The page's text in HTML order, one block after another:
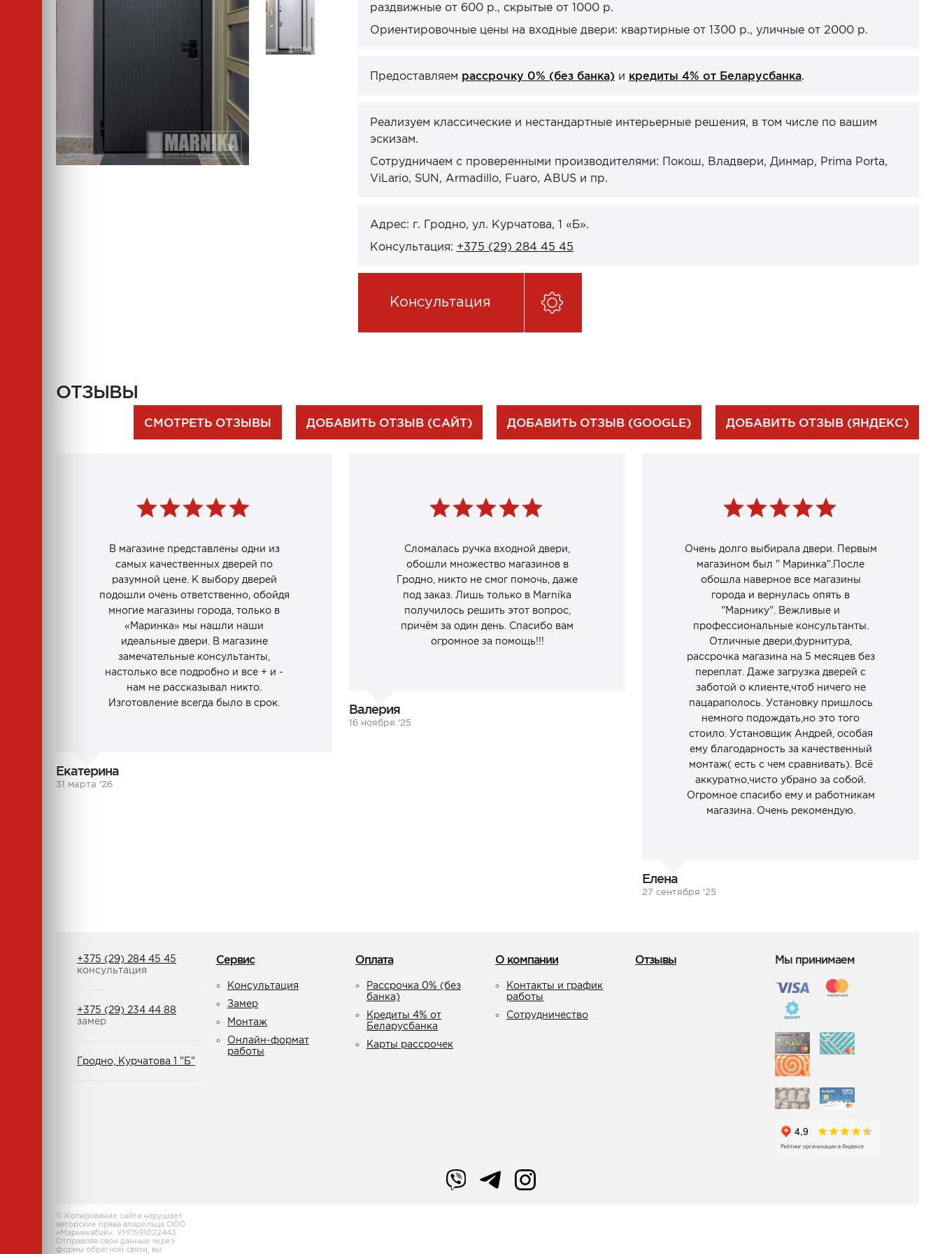
раздвижные от 600 р., скрытые от 1000 р.
Ориентировочные цены на входные двери: квартирные от 1300 р., уличные от 2000 р.
Предоставляем рассрочку 0% (без банка) и кредиты 4% от Беларусбанка.
Реализуем классические и нестандартные интерьерные решения, в том числе по вашим
эскизам.
Сотрудничаем с проверенными производителями: Покош, Владвери, Динмар, Prima Porta,
ViLario, SUN, Armadillo, Fuaro, ABUS и пр.
Адрес: г. Гродно, ул. Курчатова, 1 «Б».
Консультация: +375 (29) 284 45 45
Консультация
ОТЗЫВЫ
СМОТРЕТЬ ОТЗЫВЫ ДОБАВИТЬ ОТЗЫВ (САЙТ) ДОБАВИТЬ ОТЗЫВ (GOOGLE) ДОБАВИТЬ ОТЗЫВ (ЯНДЕКС)
В магазине представлены одни из
самых качественных дверей по
разумной цене. К выбору дверей
подошли очень ответственно, обойдя
многие магазины города, только в
«Маринка» мы нашли наши
идеальные двери. В магазине
замечательные консультанты,
настолько все подробно и все + и -
нам не рассказывал никто.
Изготовление всегда было в срок.
Екатерина
31 марта ‘26
Сломалась ручка входной двери,
обошли множество магазинов в
Гродно, никто не смог помочь, даже
под заказ. Лишь только в Marnika
получилось решить этот вопрос,
причём за один день. Спасибо вам
огромное за помощь!!!
Валерия
16 ноября ‘25
Очень долго выбирала двери. Первым
магазином был " Маринка".После
обошла наверное все магазины
города и вернулась опять в
"Марнику". Вежливые и
профессиональные консультанты.
Отличные двери,фурнитура,
рассрочка магазина на 5 месяцев без
переплат. Даже загрузка дверей с
заботой о клиенте,чтоб ничего не
пацараполось. Установку пришлось
немного подождать,но это того
стоило. Установщик Андрей, особая
ему благодарность за качественный
монтаж( есть с чем сравнивать). Всё
аккуратно,чисто убрано за собой.
Огромное спасибо ему и работникам
магазина. Очень рекомендую.
Елена
27 сентября ‘25
+375 (29) 284 45 45
консультация
+375 (29) 234 44 88
замер
Гродно, Курчатова 1 "Б"
Сервис
Консультация
Замер
Монтаж
Онлайн-формат
работы
Оплата
Рассрочка 0% (без
банка)
Кредиты 4% от
Беларусбанка
Карты рассрочек
О компании
Контакты и график
работы
Сотрудничество
Отзывы Мы принимаем
© Копирование сайта нарушает
авторские права владельца ООО
«Марникабай», УНП591022443.
Отправляя свои данные через
формы обратной связи, вы